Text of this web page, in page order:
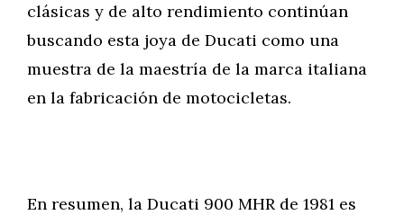
clásicas y de alto rendimiento continúan
buscando esta joya de Ducati como una
muestra de la maestría de la marca italiana
en la fabricación de motocicletas.
En resumen, la Ducati 900 MHR de 1981 es